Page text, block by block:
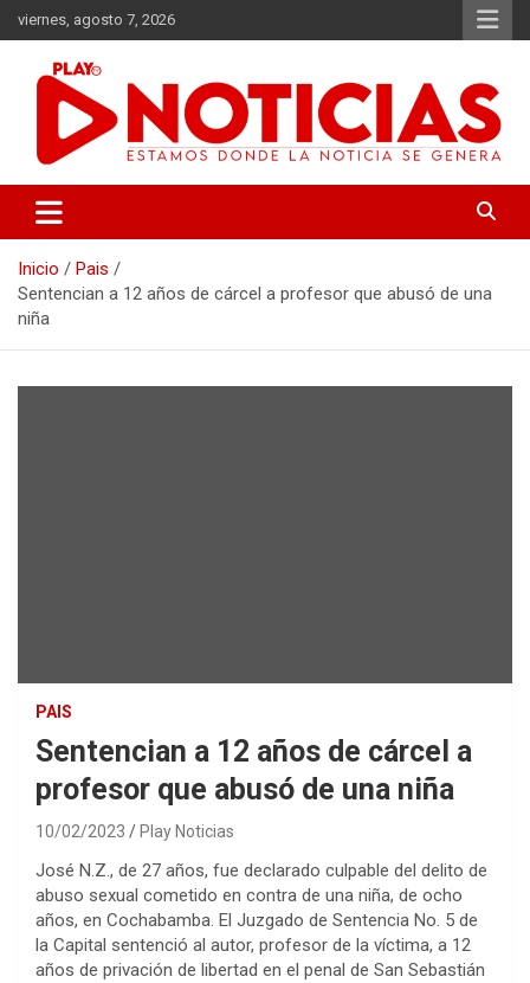
Saltar
al
contenido
viernes, agosto 7, 2026
Play Noticias
Inicio
Pais
Sentencian a 12 años de cárcel a profesor que abusó de una
niña
PAIS
Sentencian a 12 años de cárcel a
profesor que abusó de una niña
10/02/2023 Play Noticias
José N.Z., de 27 años, fue declarado culpable del delito de
abuso sexual cometido en contra de una niña, de ocho
años, en Cochabamba. El Juzgado de Sentencia No. 5 de
la Capital sentenció al autor, profesor de la víctima, a 12
años de privación de libertad en el penal de San Sebastián